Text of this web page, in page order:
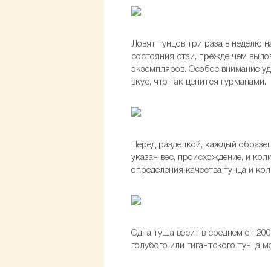
Ловят тунцов три раза в неделю
состояния стаи, прежде чем
экземпляров. Особое внимание
вкус, что так ценится гурманами.
Перед разделкой, каждый
указан вес, происхождение, и
определения качества тунца и
Одна туша весит в среднем от
голубого или гигантского тунца